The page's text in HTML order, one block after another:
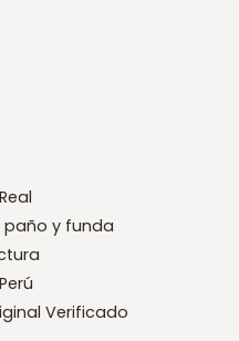
paño y funda
Verificado